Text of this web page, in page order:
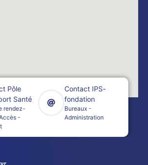
Pôle
Santé
rendez-
-
Contact IPS-
fondation
Bureaux -
Administration